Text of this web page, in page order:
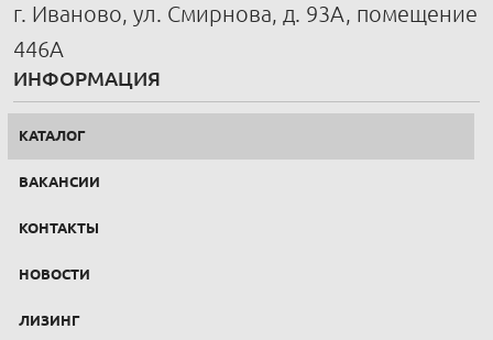
г. Иваново, ул. Смирнова, д. 93А, помещение
446А
ИНФОРМАЦИЯ
КАТАЛОГ
ВАКАНСИИ
КОНТАКТЫ
НОВОСТИ
ЛИЗИНГ